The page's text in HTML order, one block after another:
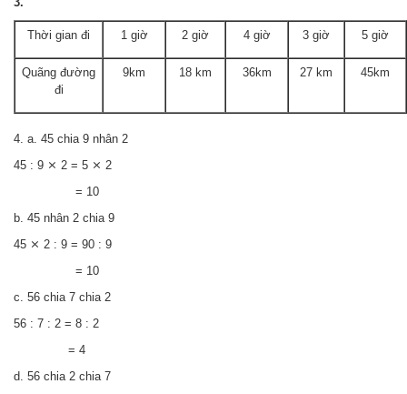
Thời gian đi 1 giờ 2 giờ 4 giờ 3 giờ 5 giờ
Quãng đường
đi
9km 18 km 36km 27 km 45km
4. a. 45 chia 9 nhân 2
45 : 9 ⨯ 2 = 5 ⨯ 2
= 10
b. 45 nhân 2 chia 9
45 ⨯ 2 : 9 = 90 : 9
= 10
c. 56 chia 7 chia 2
56 : 7 : 2 = 8 : 2
= 4
d. 56 chia 2 chia 7